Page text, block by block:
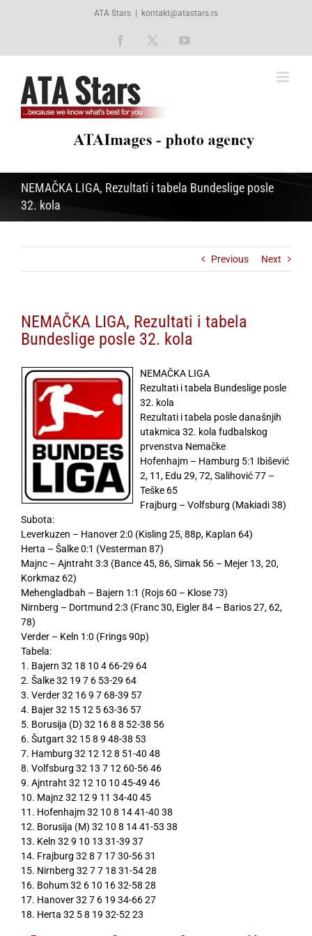
ATA Stars kontakt@atastars.rs
Facebook YouTube
NEMAČKA LIGA, Rezultati i tabela Bundeslige posle
32. kola
Previous Next
NEMAČKA LIGA, Rezultati i tabela
Bundeslige posle 32. kola
NEMAČKA LIGA
Rezultati i tabela Bundeslige posle
32. kola
Rezultati i tabela posle današnjih
utakmica 32. kola fudbalskog
prvenstva Nemačke
Hofenhajm – Hamburg 5:1 Ibišević
2, 11, Edu 29, 72, Salihović 77 –
Teške 65
Frajburg – Volfsburg (Makiadi 38)
Subota:
Leverkuzen – Hanover 2:0 (Kisling 25, 88p, Kaplan 64)
Herta – Šalke 0:1 (Vesterman 87)
Majnc – Ajntraht 3:3 (Bance 45, 86, Simak 56 – Mejer 13, 20,
Korkmaz 62)
Mehengladbah – Bajern 1:1 (Rojs 60 – Klose 73)
Nirnberg – Dortmund 2:3 (Franc 30, Eigler 84 – Barios 27, 62,
78)
Verder – Keln 1:0 (Frings 90p)
Tabela:
1. Bajern 32 18 10 4 66-29 64
2. Šalke 32 19 7 6 53-29 64
3. Verder 32 16 9 7 68-39 57
4. Bajer 32 15 12 5 63-36 57
5. Borusija (D) 32 16 8 8 52-38 56
6. Šutgart 32 15 8 9 48-38 53
7. Hamburg 32 12 12 8 51-40 48
8. Volfsburg 32 13 7 12 60-56 46
9. Ajntraht 32 12 10 10 45-49 46
10. Majnz 32 12 9 11 34-40 45
11. Hofenhajm 32 10 8 14 41-40 38
12. Borusija (M) 32 10 8 14 41-53 38
13. Keln 32 9 10 13 31-39 37
14. Frajburg 32 8 7 17 30-56 31
15. Nirnberg 32 7 7 18 31-54 28
16. Bohum 32 6 10 16 32-58 28
17. Hanover 32 7 6 19 34-66 27
18. Herta 32 5 8 19 32-52 23